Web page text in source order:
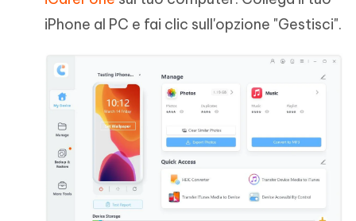
iPhone al PC e fai clic sull'opzione "Gestisci".